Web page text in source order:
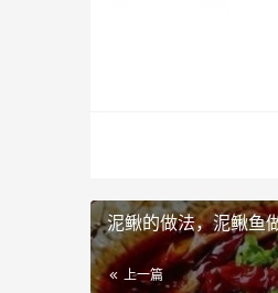
泥鳅的做法，泥鳅鱼
上一篇